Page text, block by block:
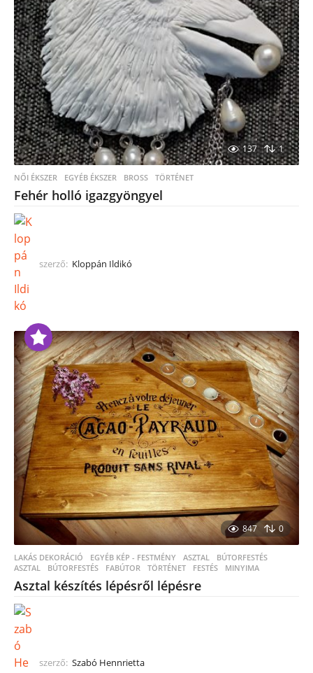
137 1
NŐI ÉKSZER ,EGYÉB ÉKSZER BROSS ,TÖRTÉNET
Fehér holló igazgyöngyel
szerző: Kloppán Ildikó
847 0
LAKÁS DEKORÁCIÓ ,EGYÉB KÉP - FESTMÉNY ,ASZTAL ,BÚTORFESTÉS
ASZTAL
,BÚTORFESTÉS ,FABÚTOR ,TÖRTÉNET ,FESTÉS ,MINYIMA
Asztal készítés lépésről lépésre
szerző: Szabó Hennrietta